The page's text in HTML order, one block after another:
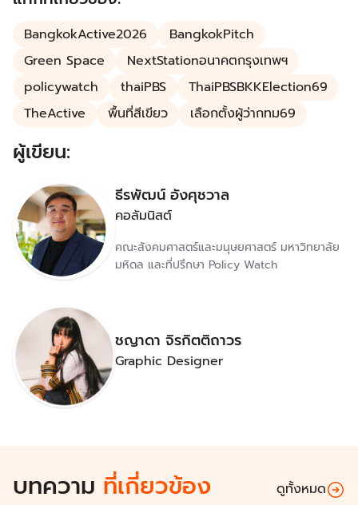
BangkokActive2026
BangkokPitch
Green Space
NextStationอนาคตกรุงเทพฯ
policywatch
thaiPBS
ThaiPBSBKKElection69
TheActive
พื้นที่สีเขียว เลือกตั้งผู้ว่ากทม69
ผู้เขียน:
ธีรพัฒน์ อังศุชวาล
คอลัมนิสต์
คณะสังคมศาสตร์และมนุษยศาสตร์ มหาวิทยาลัย
มหิดล และที่ปรึกษา Policy Watch
ชญาดา จิรกิตติถาวร
Graphic Designer
บทความ ที่เกี่ยวข้อง ดูทั้งหมด